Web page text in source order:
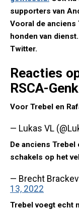
supporters van
Vooral de anciens
honden van
Twitter.
Reacties
RSCA-Genk
Voor Trebel en
— Lukas VL
De anciens Trebel
schakels op het
— Brecht
13, 2022
Trebel voegt echt